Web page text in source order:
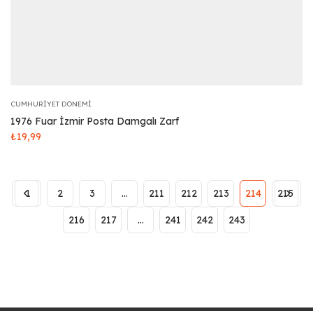
CUMHURIYET DÖNEMI
1976 Fuar İzmir Posta Damgalı Zarf
₺19,99
1 2 3 … 211 212 213 214 215
216 217 … 241 242 243